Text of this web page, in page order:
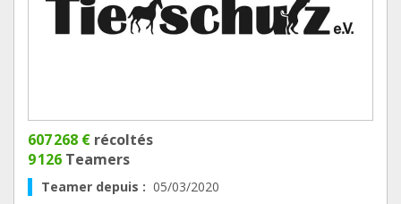
607 268 € récoltés
9 126 Teamers
Teamer depuis : 05/03/2020